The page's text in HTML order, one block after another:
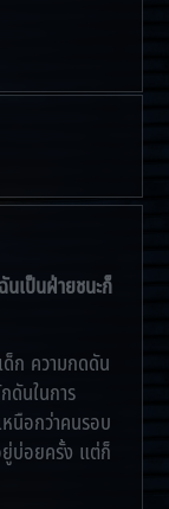
เป็นฝ่ายชนะก็
ก ความกดดัน
ดันในการ
นือกว่าคนรอบ
ยู่บ่อยครั้ง แต่ก็